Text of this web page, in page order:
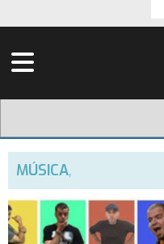
MÚSICA,